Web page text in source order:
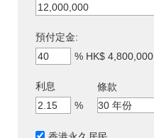
預付定金:
% HK$ 4,800,000
利息
%
條款